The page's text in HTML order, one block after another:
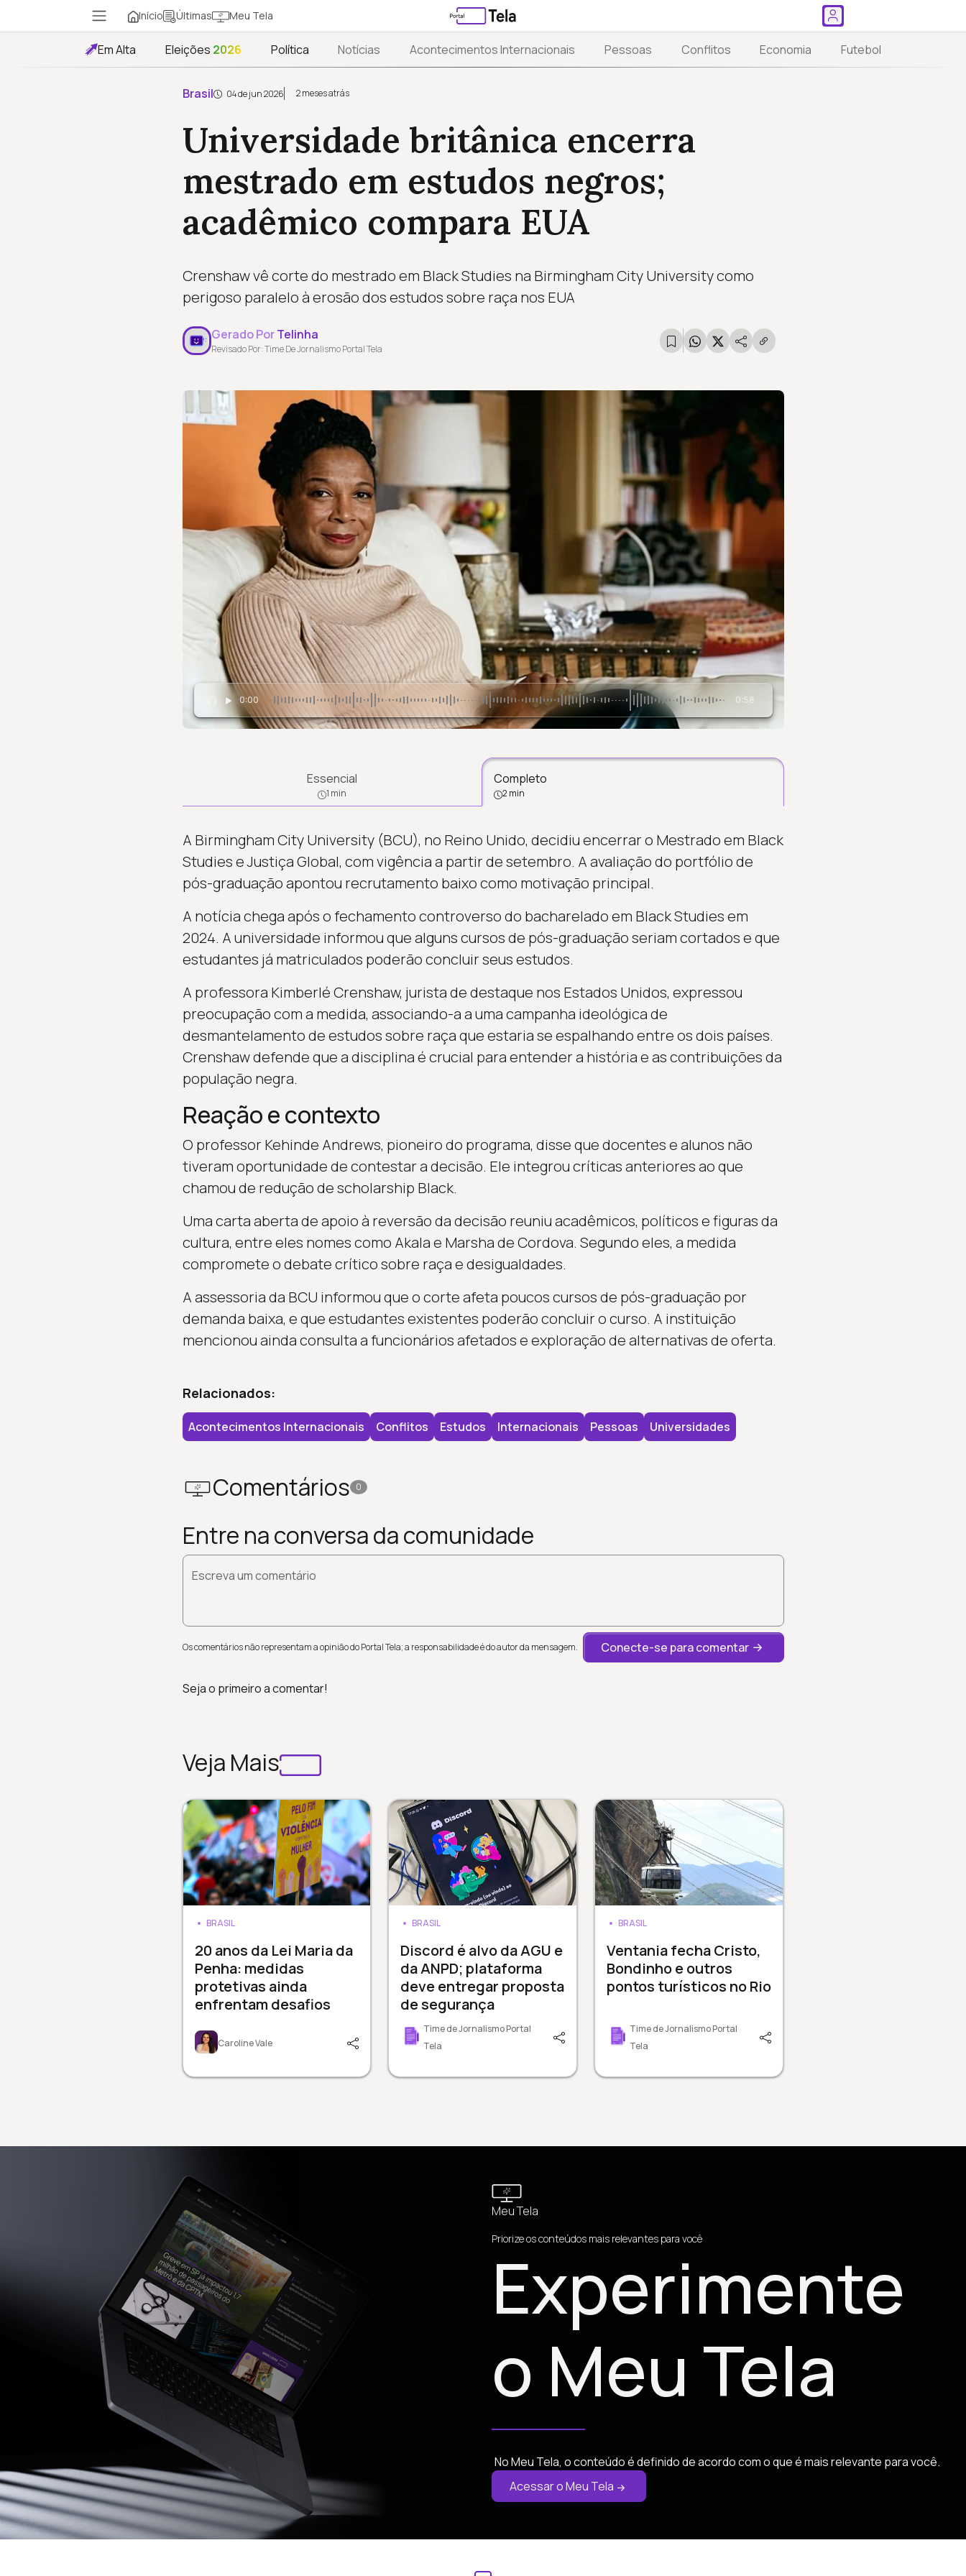
Início Últimas Meu Tela
Em Alta Eleições 2026 Política Notícias Acontecimentos Internacionais Pessoas Conflitos Economia Futebol
Brasil 04 de jun 2026 2 meses atrás
Universidade britânica encerra
mestrado em estudos negros;
acadêmico compara EUA
Crenshaw vê corte do mestrado em Black Studies na Birmingham City University como
perigoso paralelo à erosão dos estudos sobre raça nos EUA
Gerado PorTelinha
Revisado Por: Time De Jornalismo Portal Tela
0:00 0:58
Essencial
1 min
Completo
2 min
A Birmingham City University (BCU), no Reino Unido, decidiu encerrar o Mestrado em Black
Studies e Justiça Global, com vigência a partir de setembro. A avaliação do portfólio de
pós-graduação apontou recrutamento baixo como motivação principal.
A notícia chega após o fechamento controverso do bacharelado em Black Studies em
2024. A universidade informou que alguns cursos de pós-graduação seriam cortados e que
estudantes já matriculados poderão concluir seus estudos.
A professora Kimberlé Crenshaw, jurista de destaque nos Estados Unidos, expressou
preocupação com a medida, associando-a a uma campanha ideológica de
desmantelamento de estudos sobre raça que estaria se espalhando entre os dois países.
Crenshaw defende que a disciplina é crucial para entender a história e as contribuições da
população negra.
Reação e contexto
O professor Kehinde Andrews, pioneiro do programa, disse que docentes e alunos não
tiveram oportunidade de contestar a decisão. Ele integrou críticas anteriores ao que
chamou de redução de scholarship Black.
Uma carta aberta de apoio à reversão da decisão reuniu acadêmicos, políticos e figuras da
cultura, entre eles nomes como Akala e Marsha de Cordova. Segundo eles, a medida
compromete o debate crítico sobre raça e desigualdades.
A assessoria da BCU informou que o corte afeta poucos cursos de pós-graduação por
demanda baixa, e que estudantes existentes poderão concluir o curso. A instituição
mencionou ainda consulta a funcionários afetados e exploração de alternativas de oferta.
Relacionados:
Acontecimentos Internacionais Conflitos Estudos Internacionais Pessoas Universidades
Comentários 0
Entre na conversa da comunidade
Escreva um comentário
Os comentários não representam a opinião do Portal Tela; a responsabilidade é do autor da mensagem. Conecte-se para comentar
Seja o primeiro a comentar!
Veja Mais
BRASIL
20 anos da Lei Maria da
Penha: medidas
protetivas ainda
enfrentam desafios
Caroline Vale
BRASIL
Discord é alvo da AGU e
da ANPD; plataforma
deve entregar proposta
de segurança
Time de Jornalismo Portal
Tela
BRASIL
Ventania fecha Cristo,
Bondinho e outros
pontos turísticos no Rio
Time de Jornalismo Portal
Tela
Meu Tela
Priorize os conteúdos mais relevantes para você
Experimente
o Meu Tela
No Meu Tela, o conteúdo é definido de acordo com o que é mais relevante para você.
Acessar o Meu Tela